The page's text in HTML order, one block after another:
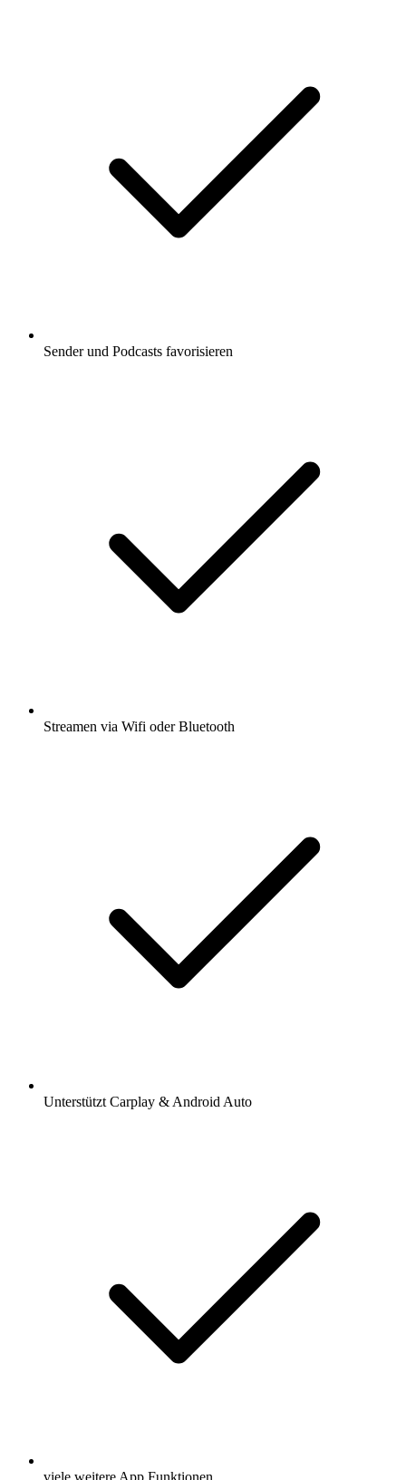
Sender und Podcasts favorisieren
Streamen via Wifi oder Bluetooth
Unterstützt Carplay & Android Auto